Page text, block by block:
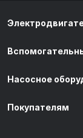
Насосное
Покупателям